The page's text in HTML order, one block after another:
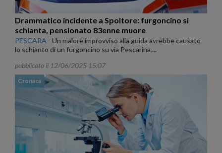
Drammatico incidente a Spoltore: furgoncino si
schianta, pensionato 83enne muore
PESCARA - Un malore improvviso alla guida avrebbe causato
lo schianto di un furgoncino su via Pescarina,...
pubblicato il 12/06/2025 15:07
Cronaca